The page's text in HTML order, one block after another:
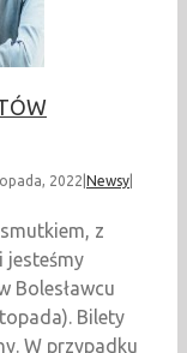
2022 Newsy
z
jesteśmy
Bolesławcu
Bilety
W przypadku